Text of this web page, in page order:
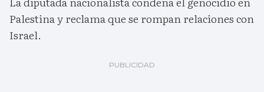
Palestina y reclama que se rompan relaciones con
Israel.